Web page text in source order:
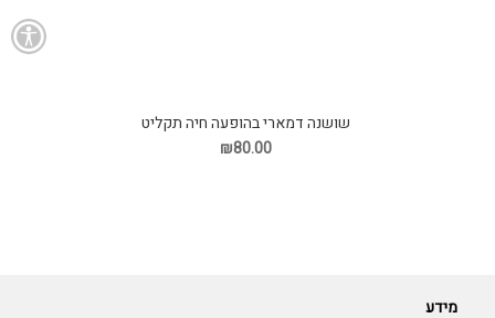
שושנה דמארי בהופעה חיה תקליט
₪80.00
מידע